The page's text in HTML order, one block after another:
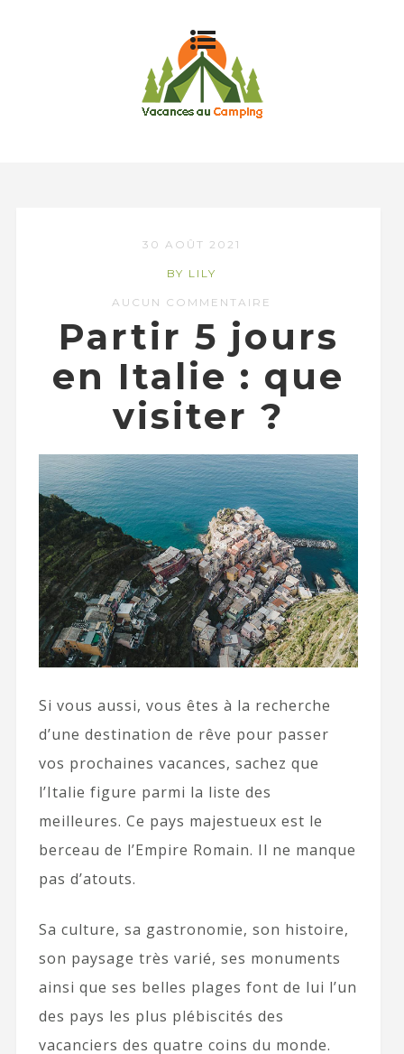
30 AOÛT 2021
BY LILY
AUCUN COMMENTAIRE
Partir 5 jours
en Italie : que
visiter ?
Si vous aussi, vous êtes à la recherche
d’une destination de rêve pour passer
vos prochaines vacances, sachez que
l’Italie figure parmi la liste des
meilleures. Ce pays majestueux est le
berceau de l’Empire Romain. Il ne manque
pas d’atouts.
Sa culture, sa gastronomie, son histoire,
son paysage très varié, ses monuments
ainsi que ses belles plages font de lui l’un
des pays les plus plébiscités des
vacanciers des quatre coins du monde.